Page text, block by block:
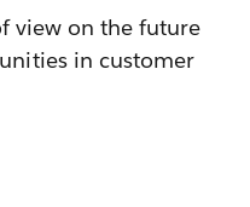
view on the future
in customer